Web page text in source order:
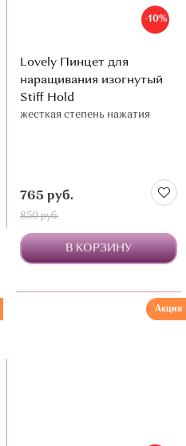
-10%
Lovely Пинцет для
наращивания изогнутый
Stiff Hold
жесткая степень нажатия
765 руб.
850 руб.
В КОРЗИНУ
Акция